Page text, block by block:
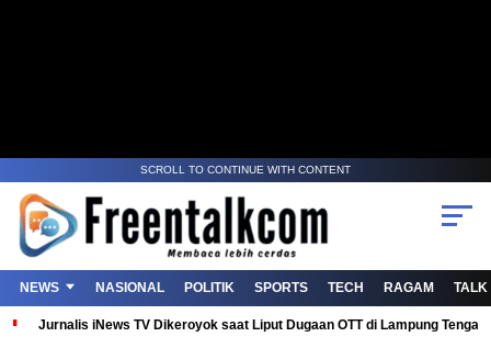
SCROLL TO CONTINUE WITH CONTENT
NEWS NASIONAL POLITIK SPORTS TECH RAGAM TALK
Jurnalis iNews TV Dikeroyok saat Liput Dugaan OTT di Lampung